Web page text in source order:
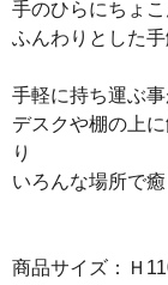
手のひらにちょ
ふんわりとした
手軽に持ち運ぶ
デスクや棚の上
り
いろんな場所で
商品サイズ：Ｈ